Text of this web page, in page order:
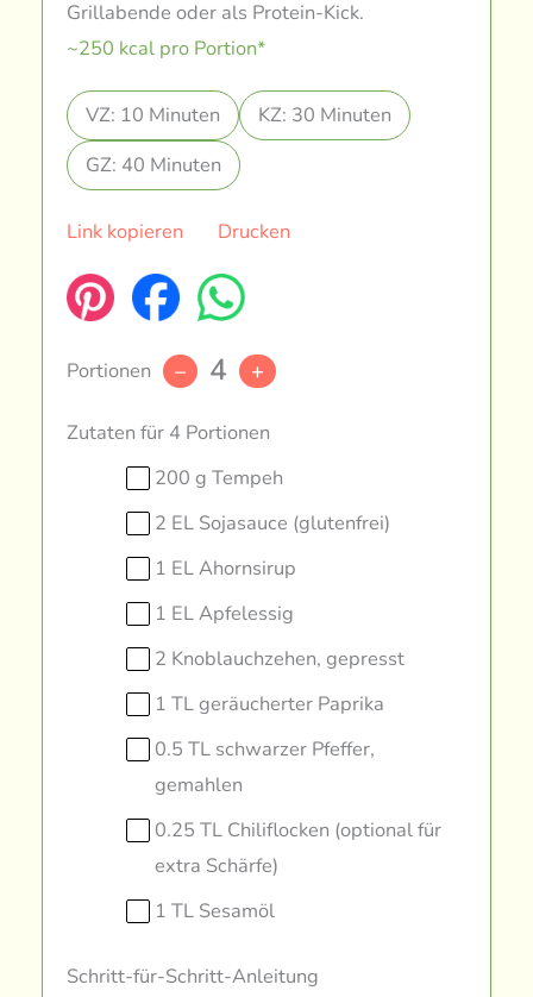
Grillabende oder als Protein-Kick.
~250 kcal pro Portion*
VZ: 10 Minuten
KZ: 30 Minuten
GZ: 40 Minuten
Link kopieren Drucken
Portionen – 4 +
Zutaten für 4 Portionen
200 g Tempeh
2 EL Sojasauce (glutenfrei)
1 EL Ahornsirup
1 EL Apfelessig
2 Knoblauchzehen, gepresst
1 TL geräucherter Paprika
0.5 TL schwarzer Pfeffer,
gemahlen
0.25 TL Chiliflocken (optional für
extra Schärfe)
1 TL Sesamöl
Schritt-für-Schritt-Anleitung